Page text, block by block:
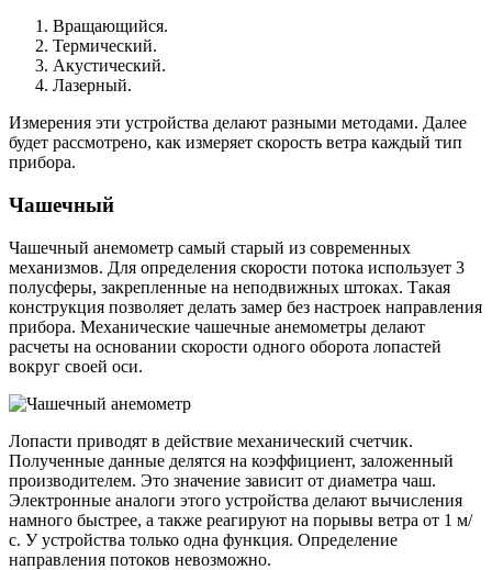
Вращающийся.
Термический.
Акустический.
Лазерный.
Измерения эти устройства делают разными методами. Далее
будет рассмотрено, как измеряет скорость ветра каждый тип
прибора.
Чашечный
Чашечный анемометр самый старый из современных
механизмов. Для определения скорости потока использует 3
полусферы, закрепленные на неподвижных штоках. Такая
конструкция позволяет делать замер без настроек направления
прибора. Механические чашечные анемометры делают
расчеты на основании скорости одного оборота лопастей
вокруг своей оси.
Лопасти приводят в действие механический счетчик.
Полученные данные делятся на коэффициент, заложенный
производителем. Это значение зависит от диаметра чаш.
Электронные аналоги этого устройства делают вычисления
намного быстрее, а также реагируют на порывы ветра от 1 м/
с. У устройства только одна функция. Определение
направления потоков невозможно.